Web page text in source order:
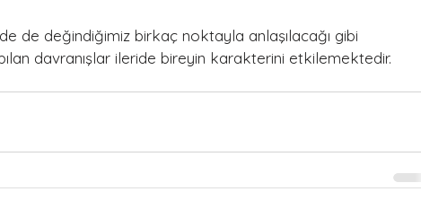
de değindiğimiz birkaç noktayla anlaşılacağı gibi
davranışlar ileride bireyin karakterini etkilemektedir.